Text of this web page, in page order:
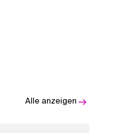
Alle anzeigen